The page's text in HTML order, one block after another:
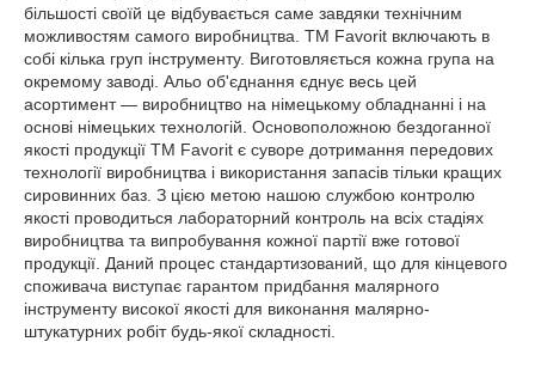
більшості своїй це відбувається саме завдяки технічним
можливостям самого виробництва. ТМ Favorit включають в
собі кілька груп інструменту. Виготовляється кожна група на
окремому заводі. Альо об'єднання єднує весь цей
асортимент ― виробництво на німецькому обладнанні і на
основі німецьких технологій. Основоположною бездоганної
якості продукції ТМ Favorit є суворе дотримання передових
технології виробництва і використання запасів тільки кращих
сировинних баз. З цією метою нашою службою контролю
якості проводиться лабораторний контроль на всіх стадіях
виробництва та випробування кожної партії вже готової
продукції. Даний процес стандартизований, що для кінцевого
споживача виступає гарантом придбання малярного
інструменту високої якості для виконання малярно-
штукатурних робіт будь-якої складності.